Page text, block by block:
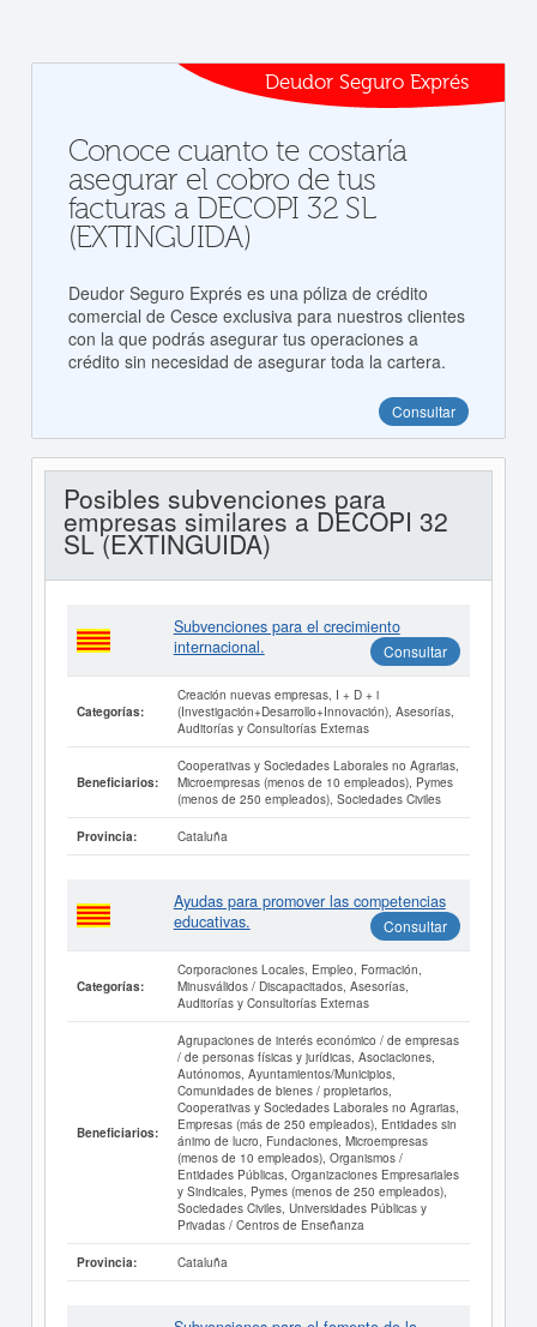
Deudor Seguro Exprés
Conoce cuanto te costaría
asegurar el cobro de tus
facturas a DECOPI 32 SL
(EXTINGUIDA)
Deudor Seguro Exprés es una póliza de crédito
comercial de Cesce exclusiva para nuestros clientes
con la que podrás asegurar tus operaciones a
crédito sin necesidad de asegurar toda la cartera.
Consultar
Posibles subvenciones para
empresas similares a DECOPI 32
SL (EXTINGUIDA)
Subvenciones para el crecimiento
internacional.
Consultar
Categorías:
Creación nuevas empresas, I + D + i
(Investigación+Desarrollo+Innovación), Asesorías,
Auditorías y Consultorías Externas
Beneficiarios:
Cooperativas y Sociedades Laborales no Agrarias,
Microempresas (menos de 10 empleados), Pymes
(menos de 250 empleados), Sociedades Civiles
Provincia: Cataluña
Ayudas para promover las competencias
educativas.
Consultar
Categorías:
Corporaciones Locales, Empleo, Formación,
Minusválidos / Discapacitados, Asesorías,
Auditorías y Consultorías Externas
Beneficiarios:
Agrupaciones de interés económico / de empresas
/ de personas físicas y jurídicas, Asociaciones,
Autónomos, Ayuntamientos/Municipios,
Comunidades de bienes / propietarios,
Cooperativas y Sociedades Laborales no Agrarias,
Empresas (más de 250 empleados), Entidades sin
ánimo de lucro, Fundaciones, Microempresas
(menos de 10 empleados), Organismos /
Entidades Públicas, Organizaciones Empresariales
y Sindicales, Pymes (menos de 250 empleados),
Sociedades Civiles, Universidades Públicas y
Privadas / Centros de Enseñanza
Provincia: Cataluña